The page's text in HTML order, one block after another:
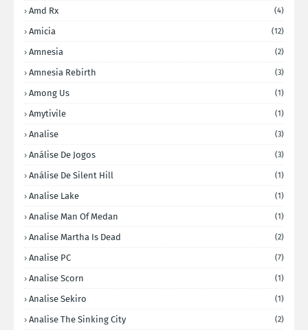
Amd Rx (4)
Amicia (12)
Amnesia (2)
Amnesia Rebirth (3)
Among Us (1)
Amytivile (1)
Analise (3)
Análise De Jogos (3)
Análise De Silent Hill (1)
Analise Lake (1)
Analise Man Of Medan (1)
Analise Martha Is Dead (2)
Analise PC (7)
Analise Scorn (1)
Analise Sekiro (1)
Analise The Sinking City (2)